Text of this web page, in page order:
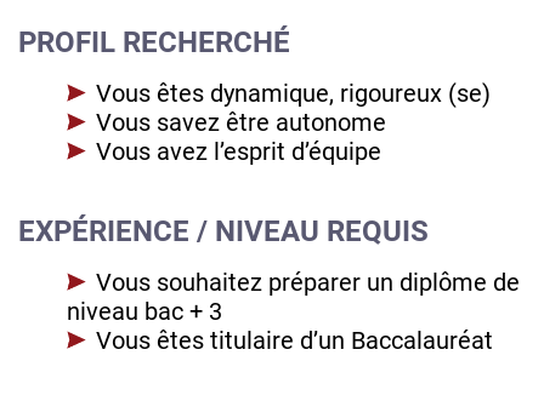
PROFIL RECHERCHÉ
Vous êtes dynamique, rigoureux (se)
Vous savez être autonome
Vous avez l’esprit d’équipe
EXPÉRIENCE / NIVEAU REQUIS
Vous souhaitez préparer un diplôme de
niveau bac + 3
Vous êtes titulaire d’un Baccalauréat